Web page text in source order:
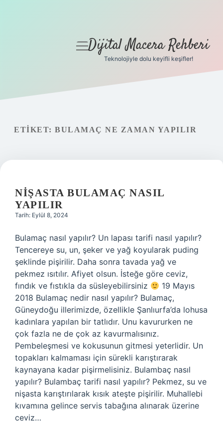
Gizlilik Politikası
menüyü
Dijital Macera Rehberi
Teknolojiyle dolu keyifli keşifler!
ETIKET: BULAMAÇ NE ZAMAN YAPILIR
NIŞASTA BULAMAÇ NASIL
YAPILIR
Tarih: Eylül 8, 2024
Bulamaç nasıl yapılır? Un lapası tarifi nasıl yapılır?
Tencereye su, un, şeker ve yağ koyularak puding
şeklinde pişirilir. Daha sonra tavada yağ ve
pekmez ısıtılır. Afiyet olsun. İsteğe göre ceviz,
fındık ve fıstıkla da süsleyebilirsiniz
19 Mayıs
2018 Bulamaç nedir nasıl yapılır? Bulamaç,
Güneydoğu illerimizde, özellikle Şanlıurfa’da lohusa
kadınlara yapılan bir tatlıdır. Unu kavururken ne
çok fazla ne de çok az kavurmalısınız.
Pembeleşmesi ve kokusunun gitmesi yeterlidir. Un
topakları kalmaması için sürekli karıştırarak
kaynayana kadar pişirmelisiniz. Bulambaç nasıl
yapılır? Bulambaç tarifi nasıl yapılır? Pekmez, su ve
nişasta karıştırılarak kısık ateşte pişirilir. Muhallebi
kıvamına gelince servis tabağına alınarak üzerine
ceviz…